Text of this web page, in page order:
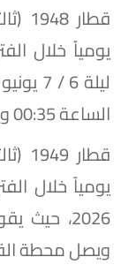
الساعة 00:35 ويصل محطة أسوان الساعة 12:30.
ويصل محطة